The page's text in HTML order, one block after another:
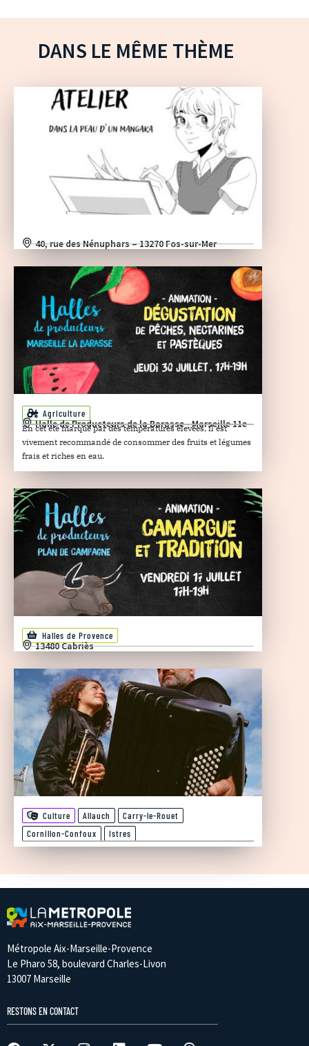
DANS LE MÊME THÈME
40, rue des Nénuphars – 13270 Fos-sur-Mer
Agriculture
Halle de Producteurs de la Barasse - Marseille 11e
En cet été marqué par des températures élevées, il est
vivement recommandé de consommer des fruits et légumes
frais et riches en eau.
Halles de Provence
13480 Cabriès
Culture Allauch
Carry-le-Rouet
Cornillon-Confoux
Istres
Métropole Aix-Marseille-Provence
Le Pharo 58, boulevard Charles-Livon
13007 Marseille
RESTONS EN CONTACT